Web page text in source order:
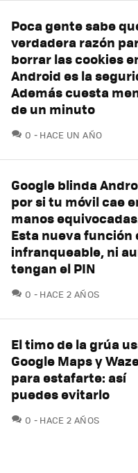
Poca gente sabe
verdadera razón
borrar las cookies
Android es la
Además cuesta
de un minuto
0 COMENTARIOS
HACE UN AÑO
Google blinda
por si tu móvil cae
manos
Esta nueva función
infranqueable, ni
tengan el PIN
0 COMENTARIOS
HACE 2 AÑOS
El timo de la grúa
Google Maps y
para estafarte: así
puedes evitarlo
0 COMENTARIOS
HACE 2 AÑOS